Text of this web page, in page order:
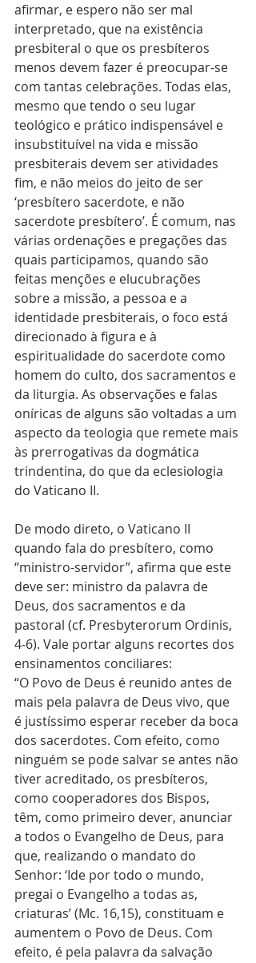
afirmar, e espero não ser mal
interpretado, que na existência
presbiteral o que os presbíteros
menos devem fazer é preocupar-se
com tantas celebrações. Todas elas,
mesmo que tendo o seu lugar
teológico e prático indispensável e
insubstituível na vida e missão
presbiterais devem ser atividades
fim, e não meios do jeito de ser
‘presbítero sacerdote, e não
sacerdote presbítero’. É comum, nas
várias ordenações e pregações das
quais participamos, quando são
feitas menções e elucubrações
sobre a missão, a pessoa e a
identidade presbiterais, o foco está
direcionado à figura e à
espiritualidade do sacerdote como
homem do culto, dos sacramentos e
da liturgia. As observações e falas
oníricas de alguns são voltadas a um
aspecto da teologia que remete mais
às prerrogativas da dogmática
trindentina, do que da eclesiologia
do Vaticano II.
De modo direto, o Vaticano II
quando fala do presbítero, como
“ministro-servidor”, afirma que este
deve ser: ministro da palavra de
Deus, dos sacramentos e da
pastoral (cf. Presbyterorum Ordinis,
4-6). Vale portar alguns recortes dos
ensinamentos conciliares:
“O Povo de Deus é reunido antes de
mais pela palavra de Deus vivo, que
é justíssimo esperar receber da boca
dos sacerdotes. Com efeito, como
ninguém se pode salvar se antes não
tiver acreditado, os presbíteros,
como cooperadores dos Bispos,
têm, como primeiro dever, anunciar
a todos o Evangelho de Deus, para
que, realizando o mandato do
Senhor: ‘Ide por todo o mundo,
pregai o Evangelho a todas as,
criaturas’ (Mc. 16,15), constituam e
aumentem o Povo de Deus. Com
efeito, é pela palavra da salvação